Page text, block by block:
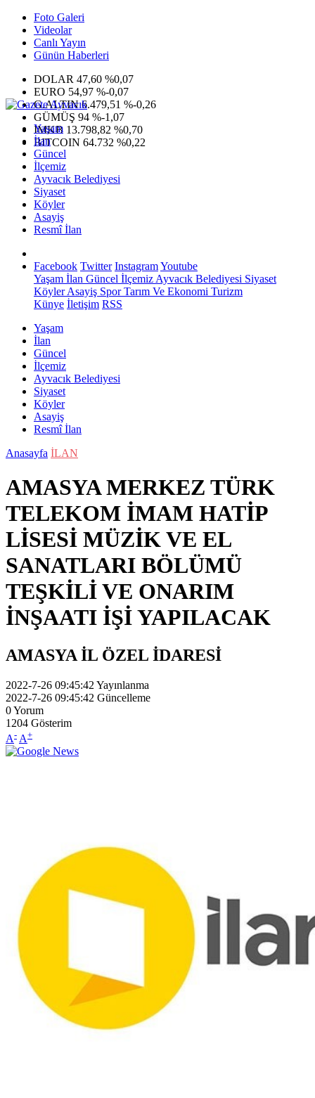
Foto Galeri
Videolar
Canlı Yayın
Günün Haberleri
DOLAR 47,60 %0,07
EURO 54,97 %-0,07
G.ALTIN6.479,51 %-0,26
GÜMÜŞ 94 %-1,07
IMKB 13.798,82 %0,70
BITCOIN 64.732 %0,22
Yaşam
İlan
Güncel
İlçemiz
Ayvacık Belediyesi
Siyaset
Köyler
Asayiş
Resmî İlan
Facebook Twitter InstagramYoutube
Yaşam İlan Güncel İlçemiz Ayvacık Belediyesi Siyaset
KöylerAsayiş SporTarım Ve Ekonomi Turizm
Künye İletişim RSS
Yaşam
İlan
Güncel
İlçemiz
Ayvacık Belediyesi
Siyaset
Köyler
Asayiş
Resmî İlan
Anasayfa İLAN
AMASYA MERKEZ TÜRK
TELEKOM İMAM HATİP
LİSESİ MÜZİK VE EL
SANATLARI BÖLÜMÜ
TEŞKİLİ VE ONARIM
İNŞAATI İŞİ YAPILACAK
AMASYA İL ÖZEL İDARESİ
2022-7-26 09:45:42 Yayınlanma
2022-7-26 09:45:42 Güncelleme
0Yorum
1204 Gösterim
A- A+